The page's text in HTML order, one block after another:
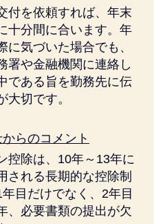
付を依頼すれば、年末
十分間に合います。年
に気づいた場合でも、
署や金融機関に連絡し
である旨を勤務先に伝
大切です。
らのコメント
控除は、10年～13年に
される長期的な控除制
目だけでなく、2年目
、必要書類の提出が欠